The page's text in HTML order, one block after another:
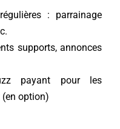
: parrainage
supports, annonces
payant pour les
option)